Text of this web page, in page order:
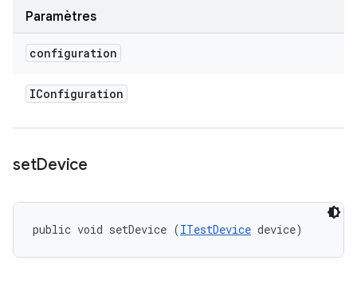
Paramètres
configuration
IConfiguration
setDevice
public void setDevice (ITestDevice device)